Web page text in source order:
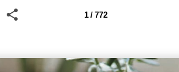
1 / 772